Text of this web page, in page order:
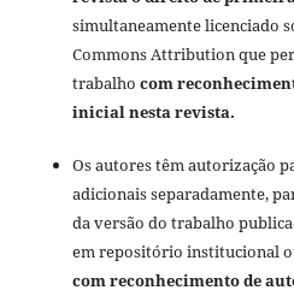
simultaneamente licenciado
Commons Attribution que
trabalho com
inicial nesta revista.
Os autores têm autorização
adicionais separadamente,
da versão do trabalho
em repositório institucional
com reconhecimento de